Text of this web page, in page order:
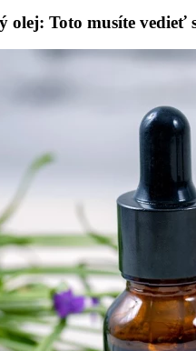
olej: Toto musíte vedieť